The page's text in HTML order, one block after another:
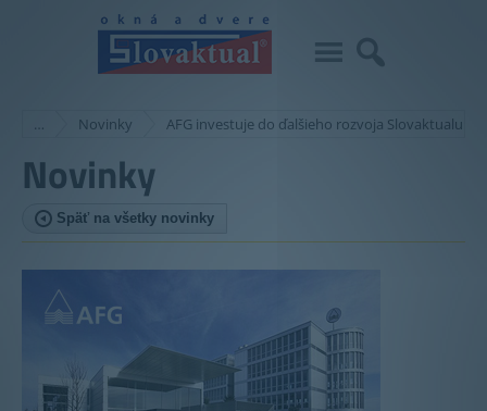
… Novinky AFG investuje do ďalšieho rozvoja Slovaktualu
Novinky
Späť na všetky novinky